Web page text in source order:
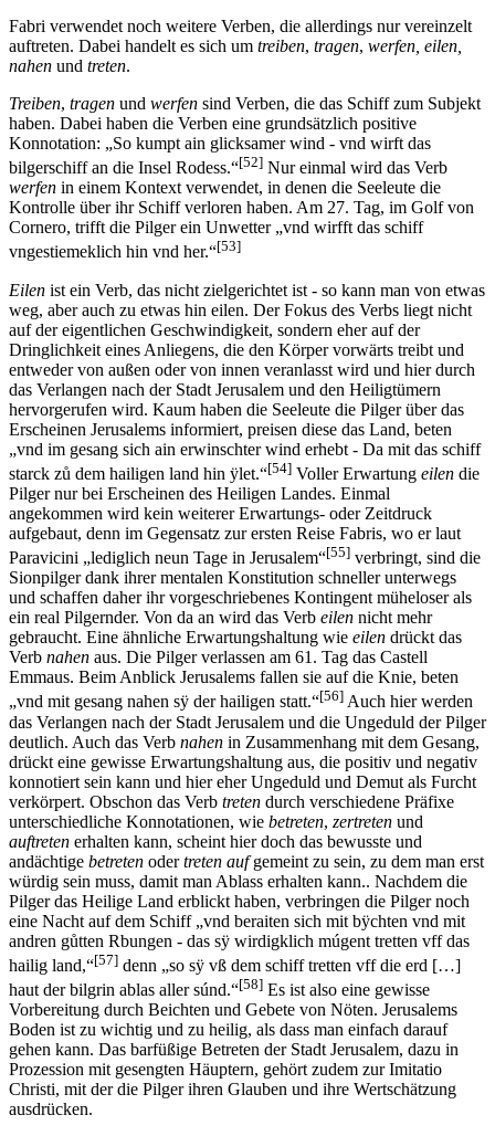
Fabri verwendet noch weitere Verben, die allerdings nur vereinzelt
auftreten. Dabei handelt es sich um treiben, tragen, werfen, eilen,
nahen und treten.
Treiben, tragen und werfen sind Verben, die das Schiff zum Subjekt
haben. Dabei haben die Verben eine grundsätzlich positive
Konnotation: „So kumpt ain glicksamer wind - vnd wirft das
bilgerschiff an die Insel Rodess.“[52] Nur einmal wird das Verb
werfen in einem Kontext verwendet, in denen die Seeleute die
Kontrolle über ihr Schiff verloren haben. Am 27. Tag, im Golf von
Cornero, trifft die Pilger ein Unwetter „vnd wirfft das schiff
vngestiemeklich hin vnd her.“[53]
Eilen ist ein Verb, das nicht zielgerichtet ist - so kann man von etwas
weg, aber auch zu etwas hin eilen. Der Fokus des Verbs liegt nicht
auf der eigentlichen Geschwindigkeit, sondern eher auf der
Dringlichkeit eines Anliegens, die den Körper vorwärts treibt und
entweder von außen oder von innen veranlasst wird und hier durch
das Verlangen nach der Stadt Jerusalem und den Heiligtümern
hervorgerufen wird. Kaum haben die Seeleute die Pilger über das
Erscheinen Jerusalems informiert, preisen diese das Land, beten
„vnd im gesang sich ain erwinschter wind erhebt - Da mit das schiff
starck zů dem hailigen land hin ÿlet.“[54] Voller Erwartung eilen die
Pilger nur bei Erscheinen des Heiligen Landes. Einmal
angekommen wird kein weiterer Erwartungs- oder Zeitdruck
aufgebaut, denn im Gegensatz zur ersten Reise Fabris, wo er laut
Paravicini „lediglich neun Tage in Jerusalem“[55] verbringt, sind die
Sionpilger dank ihrer mentalen Konstitution schneller unterwegs
und schaffen daher ihr vorgeschriebenes Kontingent müheloser als
ein real Pilgernder. Von da an wird das Verb eilen nicht mehr
gebraucht. Eine ähnliche Erwartungshaltung wie eilen drückt das
Verb nahen aus. Die Pilger verlassen am 61. Tag das Castell
Emmaus. Beim Anblick Jerusalems fallen sie auf die Knie, beten
„vnd mit gesang nahen sÿ der hailigen statt.“[56] Auch hier werden
das Verlangen nach der Stadt Jerusalem und die Ungeduld der Pilger
deutlich. Auch das Verb nahen in Zusammenhang mit dem Gesang,
drückt eine gewisse Erwartungshaltung aus, die positiv und negativ
konnotiert sein kann und hier eher Ungeduld und Demut als Furcht
verkörpert. Obschon das Verb treten durch verschiedene Präfixe
unterschiedliche Konnotationen, wie betreten, zertreten und
auftreten erhalten kann, scheint hier doch das bewusste und
andächtige betreten odertreten aufgemeint zu sein, zu dem man erst
würdig sein muss, damit man Ablass erhalten kann.. Nachdem die
Pilger das Heilige Land erblickt haben, verbringen die Pilger noch
eine Nacht auf dem Schiff „vnd beraiten sich mit bÿchten vnd mit
andren gůtten Rbungen - das sÿ wirdigklich múgent tretten vff das
hailig land,“[57] denn „so sÿ vß dem schiff tretten vff die erd […]
haut der bilgrin ablas aller súnd.“[58] Es ist also eine gewisse
Vorbereitung durch Beichten und Gebete von Nöten. Jerusalems
Boden ist zu wichtig und zu heilig, als dass man einfach darauf
gehen kann. Das barfüßige Betreten der Stadt Jerusalem, dazu in
Prozession mit gesengten Häuptern, gehört zudem zur Imitatio
Christi, mit der die Pilger ihren Glauben und ihre Wertschätzung
ausdrücken.